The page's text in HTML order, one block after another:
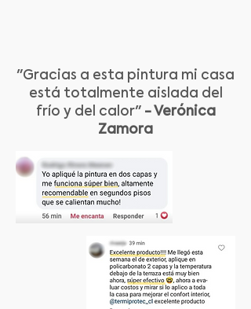
"Gracias a esta pintura mi casa
está totalmente aislada del
frío y del calor" - Verónica
Zamora